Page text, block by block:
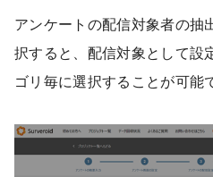
アンケートの配信対象者の抽
択すると、配信対象として設
ゴリ毎に選択することが可能